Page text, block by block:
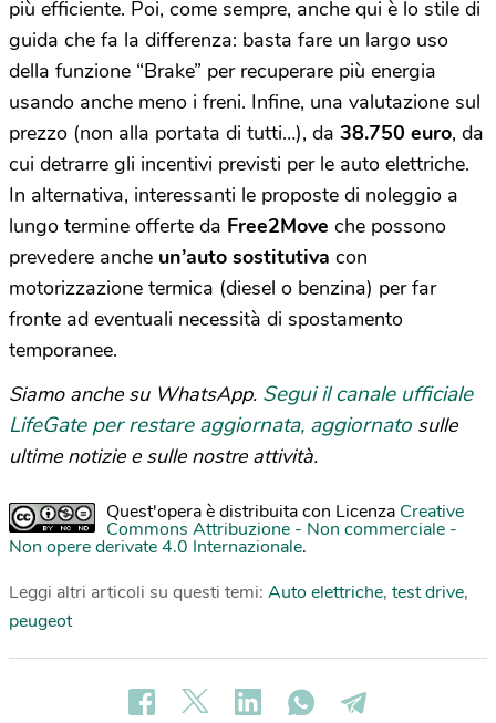
più efficiente. Poi, come sempre, anche qui è lo stile di
guida che fa la differenza: basta fare un largo uso
della funzione “Brake” per recuperare più energia
usando anche meno i freni. Infine, una valutazione sul
prezzo (non alla portata di tutti…), da 38.750 euro, da
cui detrarre gli incentivi previsti per le auto elettriche.
In alternativa, interessanti le proposte di noleggio a
lungo termine offerte da Free2Move che possono
prevedere anche un’auto sostitutiva con
motorizzazione termica (diesel o benzina) per far
fronte ad eventuali necessità di spostamento
temporanee.
Siamo anche su WhatsApp. Segui il canale ufficiale
LifeGate per restare aggiornata, aggiornato sulle
ultime notizie e sulle nostre attività.
Quest'opera è distribuita con Licenza Creative
Commons Attribuzione - Non commerciale -
Non opere derivate 4.0 Internazionale.
Leggi altri articoli su questi temi: Auto elettriche, test drive,
peugeot